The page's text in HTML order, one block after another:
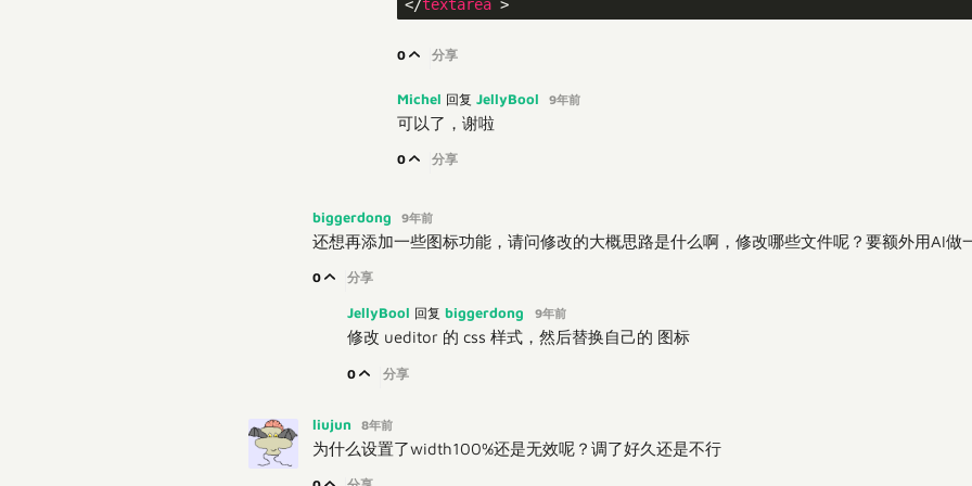
</textarea >
0 分享
Michel 回复 JellyBool 9年前
可以了，谢啦
0 分享
biggerdong 9年前
还想再添加一些图标功能，请问修改的大概思路是什么啊，修改哪些文件呢？要额外用AI做
0 分享
JellyBool 回复 biggerdong 9年前
修改 ueditor 的 css 样式，然后替换自己的 图标
0 分享
liujun 8年前
为什么设置了width100%还是无效呢？调了好久还是不行